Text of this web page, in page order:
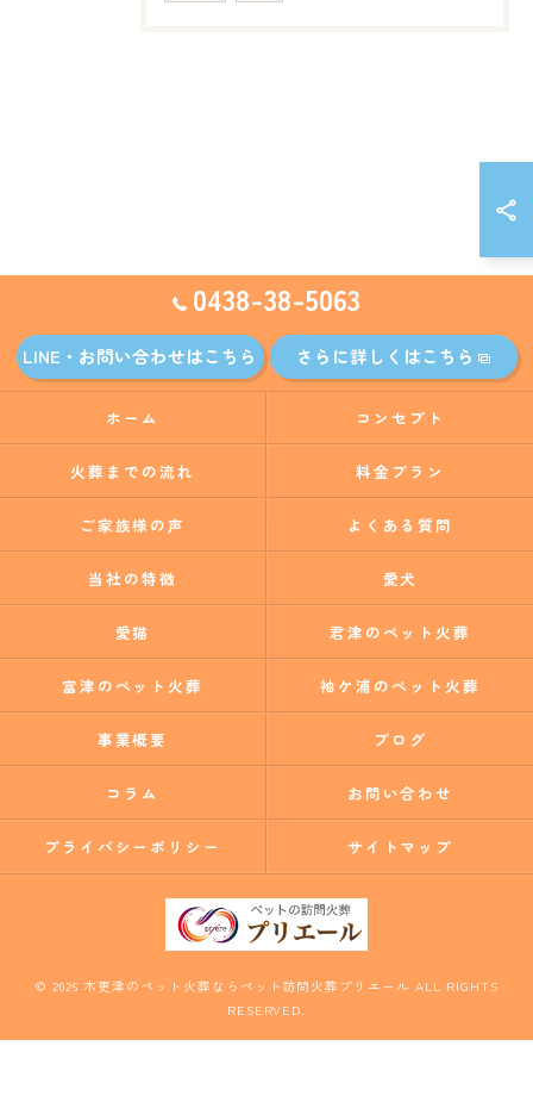
0438-38-5063
LINE・お問い合わせはこちら さらに詳しくはこちら
ホーム コンセプト
火葬までの流れ 料金プラン
ご家族様の声 よくある質問
当社の特徴 愛犬
愛猫 君津のペット火葬
富津のペット火葬 袖ケ浦のペット火葬
事業概要 ブログ
コラム お問い合わせ
プライバシーポリシー サイトマップ
© 2026 木更津のペット火葬ならペット訪問火葬プリエール ALL RIGHTS
RESERVED.